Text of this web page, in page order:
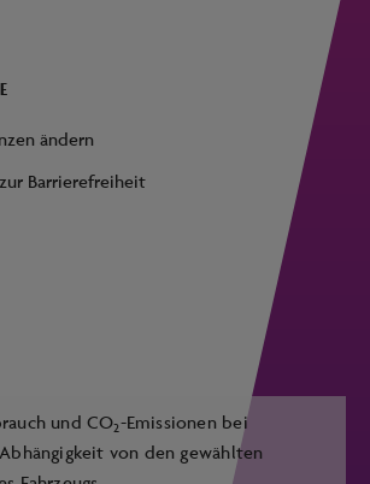
ändern
Barrierefreiheit
und CO2-Emissionen bei
von den gewählten